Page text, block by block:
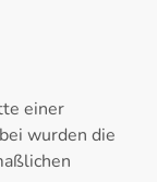
einer
wurden die